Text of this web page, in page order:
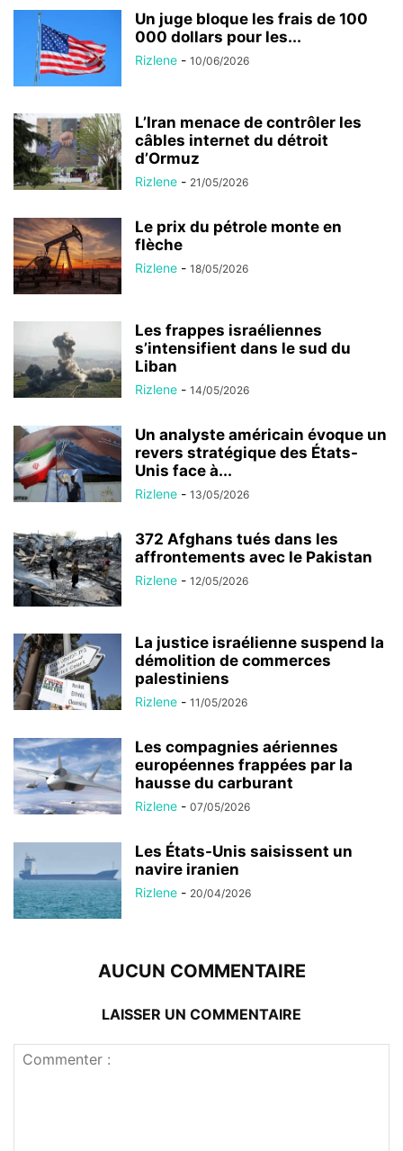
Un juge bloque les frais de 100
000 dollars pour les...
Rizlene - 10/06/2026
L’Iran menace de contrôler les
câbles internet du détroit
d’Ormuz
Rizlene - 21/05/2026
Le prix du pétrole monte en
flèche
Rizlene - 18/05/2026
Les frappes israéliennes
s’intensifient dans le sud du
Liban
Rizlene - 14/05/2026
Un analyste américain évoque un
revers stratégique des États-
Unis face à...
Rizlene - 13/05/2026
372 Afghans tués dans les
affrontements avec le Pakistan
Rizlene - 12/05/2026
La justice israélienne suspend la
démolition de commerces
palestiniens
Rizlene - 11/05/2026
Les compagnies aériennes
européennes frappées par la
hausse du carburant
Rizlene - 07/05/2026
Les États-Unis saisissent un
navire iranien
Rizlene - 20/04/2026
AUCUN COMMENTAIRE
LAISSER UN COMMENTAIRE